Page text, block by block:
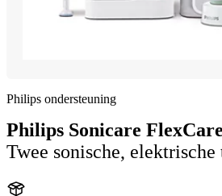
Philips ondersteuning
Philips Sonicare FlexCare
Twee sonische, elektrische